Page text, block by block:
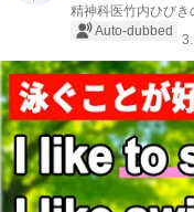
精神科医竹内ひび
Auto-dubbed